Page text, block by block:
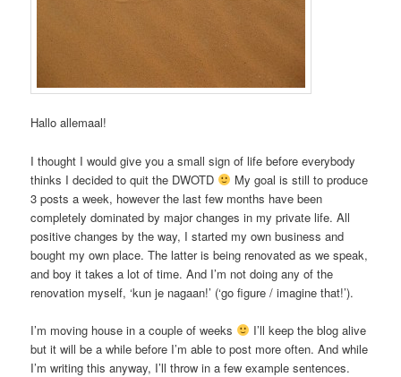
Hallo allemaal!
I thought I would give you a small sign of life before everybody
thinks I decided to quit the DWOTD
My goal is still to produce
3 posts a week, however the last few months have been
completely dominated by major changes in my private life. All
positive changes by the way, I started my own business and
bought my own place. The latter is being renovated as we speak,
and boy it takes a lot of time. And I’m not doing any of the
renovation myself, ‘kun je nagaan!’ (‘go figure / imagine that!’).
I’m moving house in a couple of weeks
I’ll keep the blog alive
but it will be a while before I’m able to post more often. And while
I’m writing this anyway, I’ll throw in a few example sentences.